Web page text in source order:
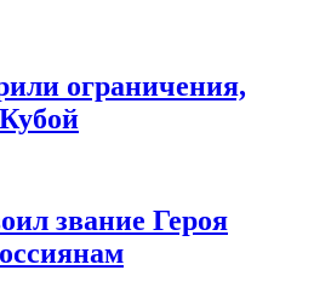
ограничения,
звание Героя